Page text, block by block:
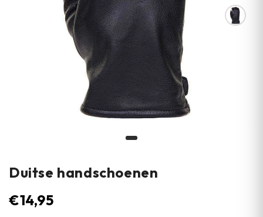
Duitse handschoenen
€14,95